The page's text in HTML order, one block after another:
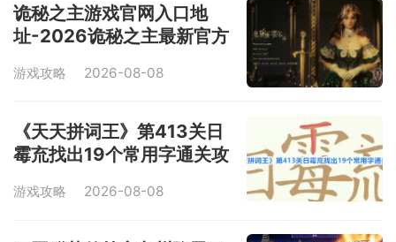
诡秘之主游戏官网入口地
址-2026诡秘之主最新官方
游戏攻略 2026-08-08
《天天拼词王》第413关日
霉㐬找出19个常用字通关攻
游戏攻略 2026-08-08